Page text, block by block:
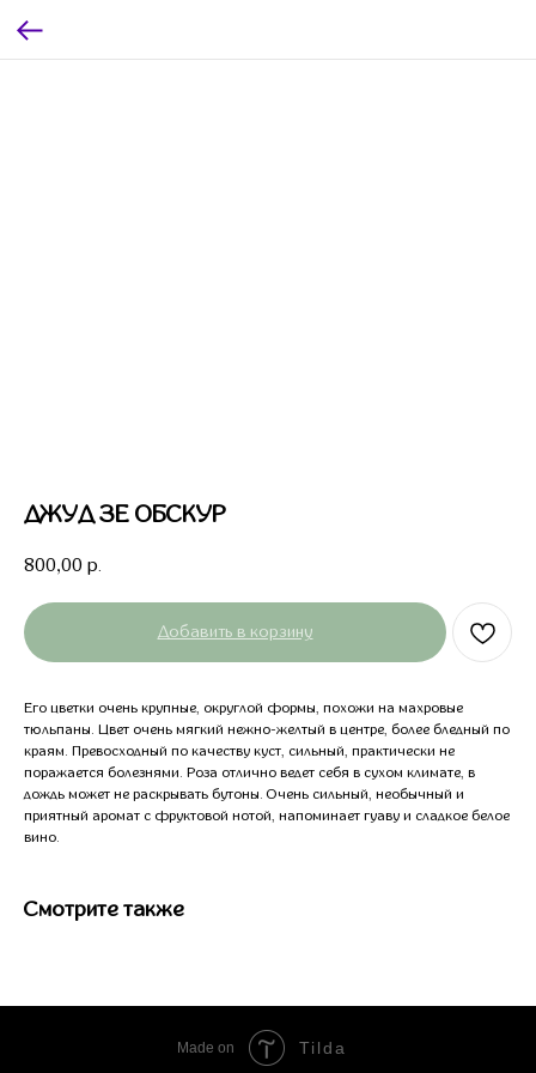
ДЖУД ЗЕ ОБСКУР
800,00 р.
Добавить в корзину
Его цветки очень крупные, округлой формы, похожи на махровые
тюльпаны. Цвет очень мягкий нежно-желтый в центре, более бледный по
краям. Превосходный по качеству куст, сильный, практически не
поражается болезнями. Роза отлично ведет себя в сухом климате, в
дождь может не раскрывать бутоны. Очень сильный, необычный и
приятный аромат с фруктовой нотой, напоминает гуаву и сладкое белое
вино.
Смотрите также
Made on Tilda